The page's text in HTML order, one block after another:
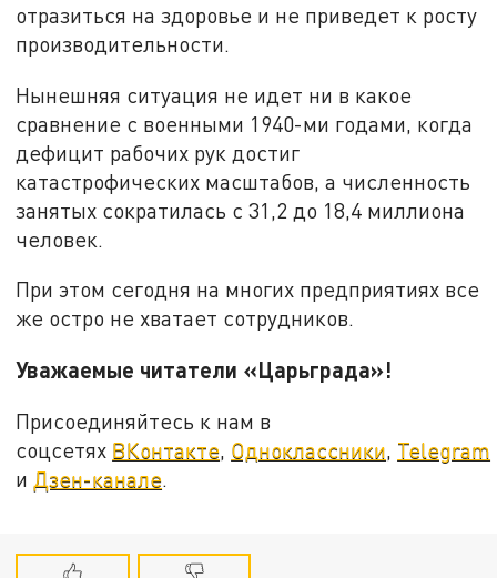
отразиться на здоровье и не приведет к росту
производительности.
Нынешняя ситуация не идет ни в какое
сравнение с военными 1940-ми годами, когда
дефицит рабочих рук достиг
катастрофических масштабов, а численность
занятых сократилась с 31,2 до 18,4 миллиона
человек.
При этом сегодня на многих предприятиях все
же остро не хватает сотрудников.
Уважаемые читатели «Царьграда»!
Присоединяйтесь к нам в
соцсетях ВКонтакте Одноклассники Telegram
и Дзен-канале